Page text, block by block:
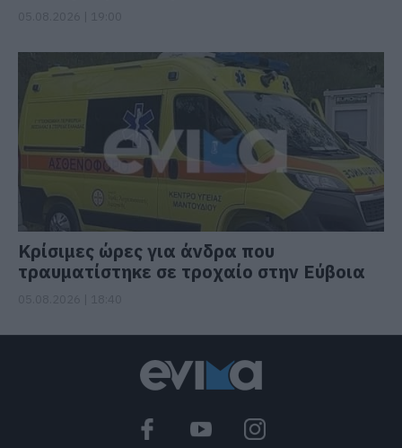
Κρίσιμες ώρες για άνδρα που
τραυματίστηκε σε τροχαίο στην Εύβοια